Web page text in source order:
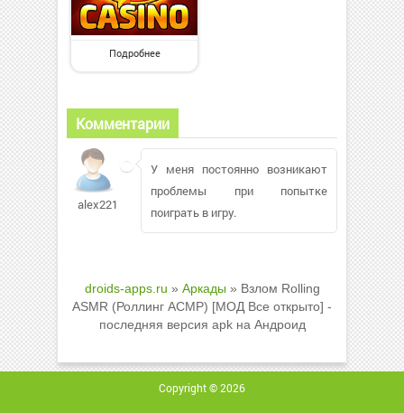
Подробнее
Комментарии
alex221219272
У меня постоянно возникают
проблемы при попытке
поиграть в игру.
droids-apps.ru » Аркады » Взлом Rolling
ASMR (Роллинг АСМР) [МОД Все открыто] -
последняя версия apk на Андроид
Copyright © 2026